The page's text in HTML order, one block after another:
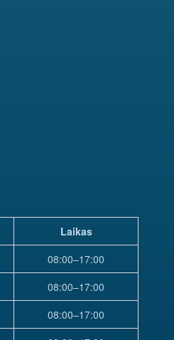
Laikas
08:00–17:00
08:00–17:00
08:00–17:00